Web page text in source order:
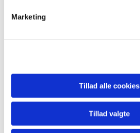
Marketing
Tillad alle cookies
Tillad valgte